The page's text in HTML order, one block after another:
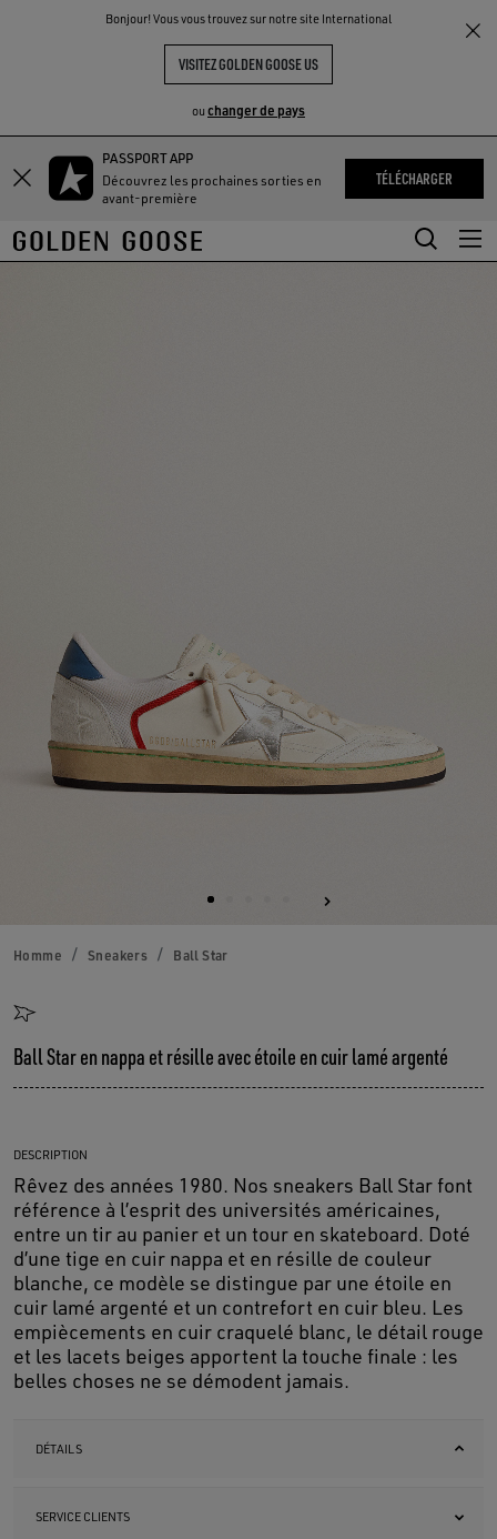
Bonjour! Vous vous trouvez sur notre site International
VISITEZ GOLDEN GOOSE US
ou changer de pays
Aller
au
principal
Aller
au
du
PASSPORT APP
Découvrez les prochaines sorties en
avant-première
TÉLÉCHARGER
THE
COMMUNITY
Homme Sneakers Ball Star
Ball Star en nappa et résille avec étoile en cuir lamé argenté
DESCRIPTION
Rêvez des années 1980. Nos sneakers Ball Star font
référence à l’esprit des universités américaines,
entre un tir au panier et un tour en skateboard. Doté
d’une tige en cuir nappa et en résille de couleur
blanche, ce modèle se distingue par une étoile en
cuir lamé argenté et un contrefort en cuir bleu. Les
empiècements en cuir craquelé blanc, le détail rouge
et les lacets beiges apportent la touche finale : les
belles choses ne se démodent jamais.
DÉTAILS
SERVICE CLIENTS